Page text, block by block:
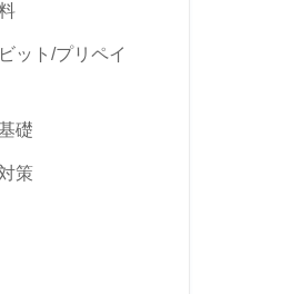
ット/プリペイ
礎
策